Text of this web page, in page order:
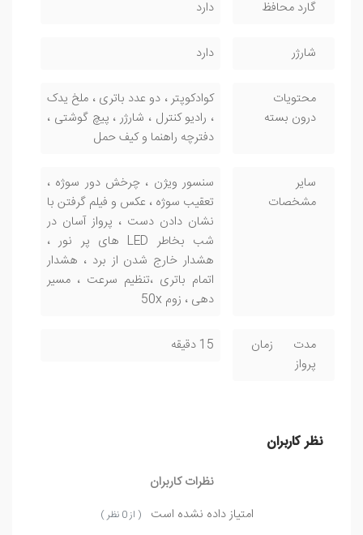
گارد محافظ دارد
شارژر دارد
محتویات
درون بسته
کوادکوپتر ، دو عدد باتری ، ملخ یدک
، رادیو کنترل ، شارژر ، پیچ گوشتی ،
دفترچه راهنما و کیف حمل
سایر
مشخصات
سنسور ویژن ، چرخش دور سوژه ،
تعقیب سوژه ، عکس و فیلم گرفتن با
نشان دادن دست ، پرواز آسان در
شب بخاطر LED های پر نور ،
هشدار خارج شدن از برد ، هشدار
اتمام باتری ،تنظیم سرعت ، مسیر
دهی ، زوم 50x
مدت زمان
پرواز
15 دقیقه
نظر کاربران
نظرات کاربران
امتیاز داده نشده است
( از 0 نظر )